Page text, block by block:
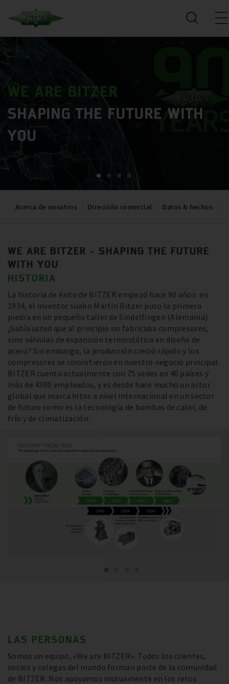
WE ARE BITZER
SHAPING THE FUTURE WITH
YOU
Acerca de nosotros Dirección comercial Datos & hechos
WE ARE BITZER - SHAPING THE FUTURE
WITH YOU
HISTORIA
La historia de éxito de BITZER empezó hace 90 años: en
1934, el inventor suabo Martin Bitzer puso la primera
piedra en un pequeño taller de Sindelfingen (Alemania).
¿Sabía usted que al principio no fabricaba compresores,
sino válvulas de expansión termostática en diseño de
acero? Sin embargo, la producción creció rápido y los
compresores se convirtieron en nuestro negocio principal.
BITZER cuenta actualmente con 75 sedes en 40 países y
más de 4300 empleados, y es desde hace mucho un actor
global que marca hitos a nivel internacional en un sector
de futuro como es la tecnología de bombas de calor, de
frío y de climatización.
LAS PERSONAS
Somos un equipo, «We are BITZER». Todos los clientes,
socios y colegas del mundo forman parte de la comunidad
de BITZER. Nos apoyamos mutuamente en los retos